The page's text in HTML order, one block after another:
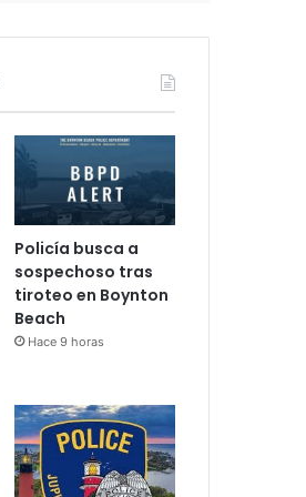
Policía busca a
sospechoso tras
tiroteo en Boynton
Beach
Hace 9 horas